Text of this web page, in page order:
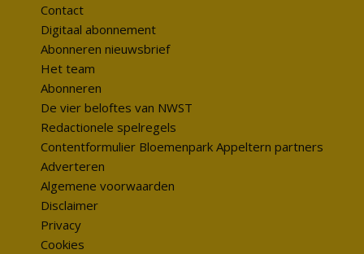
Contact
Digitaal abonnement
Abonneren nieuwsbrief
Het team
Abonneren
De vier beloftes van NWST
Redactionele spelregels
Contentformulier Bloemenpark Appeltern partners
Adverteren
Algemene voorwaarden
Disclaimer
Privacy
Cookies